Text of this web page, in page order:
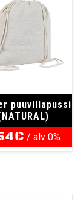
puuvillapussi
€ / alv 0%